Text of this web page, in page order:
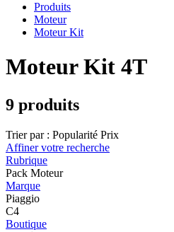
Produits
Moteur
Moteur Kit
Moteur Kit 4T
9 produits
Trier par : Popularité Prix
Affiner votre recherche
Rubrique
Pack Moteur
Marque
Piaggio
C4
Boutique